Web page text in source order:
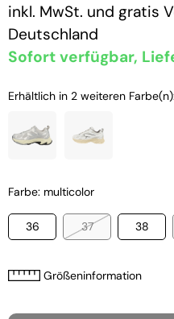
inkl. MwSt. und gratis
Deutschland
Sofort verfügbar,
Erhältlich in 2 weiteren Farbe(n):
Farbe: multicolor
36 37 38
Größeninformation